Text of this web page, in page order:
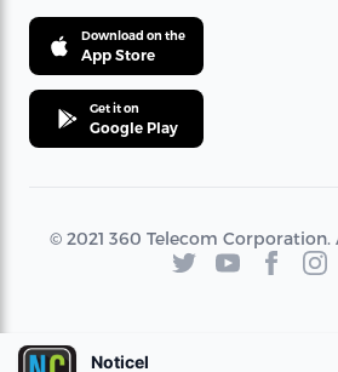
Download on the
App Store
Get it on
Google Play
© 2021 360 Telecom Corporation.
Noticel